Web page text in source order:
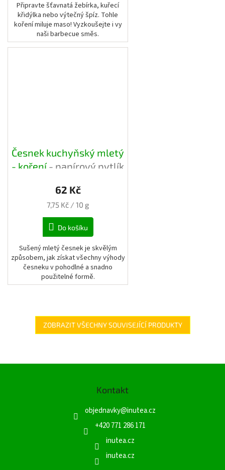
Připravte šťavnatá žebírka, kuřecí
křidýlka nebo výtečný špíz. Tohle
koření miluje maso! Vyzkoušejte i vy
naši barbecue směs.
Česnek kuchyňský mletý
- koření- papírový pytlík
62 Kč
Měrná
7,75 Kč / 10 g
Do košíku
Sušený mletý česnek je skvělým
způsobem, jak získat všechny výhody
česneku v pohodlné a snadno
použitelné formě.
ZOBRAZIT VŠECHNY SOUVISEJÍCÍ PRODUKTY
Kontakt
objednavky@inutea.cz
+420 771 286 171
inutea.cz
inutea.cz